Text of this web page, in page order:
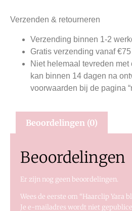
Verzenden & retourneren
Verzending binnen 1-2
Gratis verzending vanaf €75
Niet helemaal tevreden
kan binnen 14 dagen na
voorwaarden bij de pagina
Beoordelingen (0)
Beoordelingen
Er zijn nog geen beoordelingen.
Wees de eerste om “Haarclip Yara
Je e-mailadres wordt niet